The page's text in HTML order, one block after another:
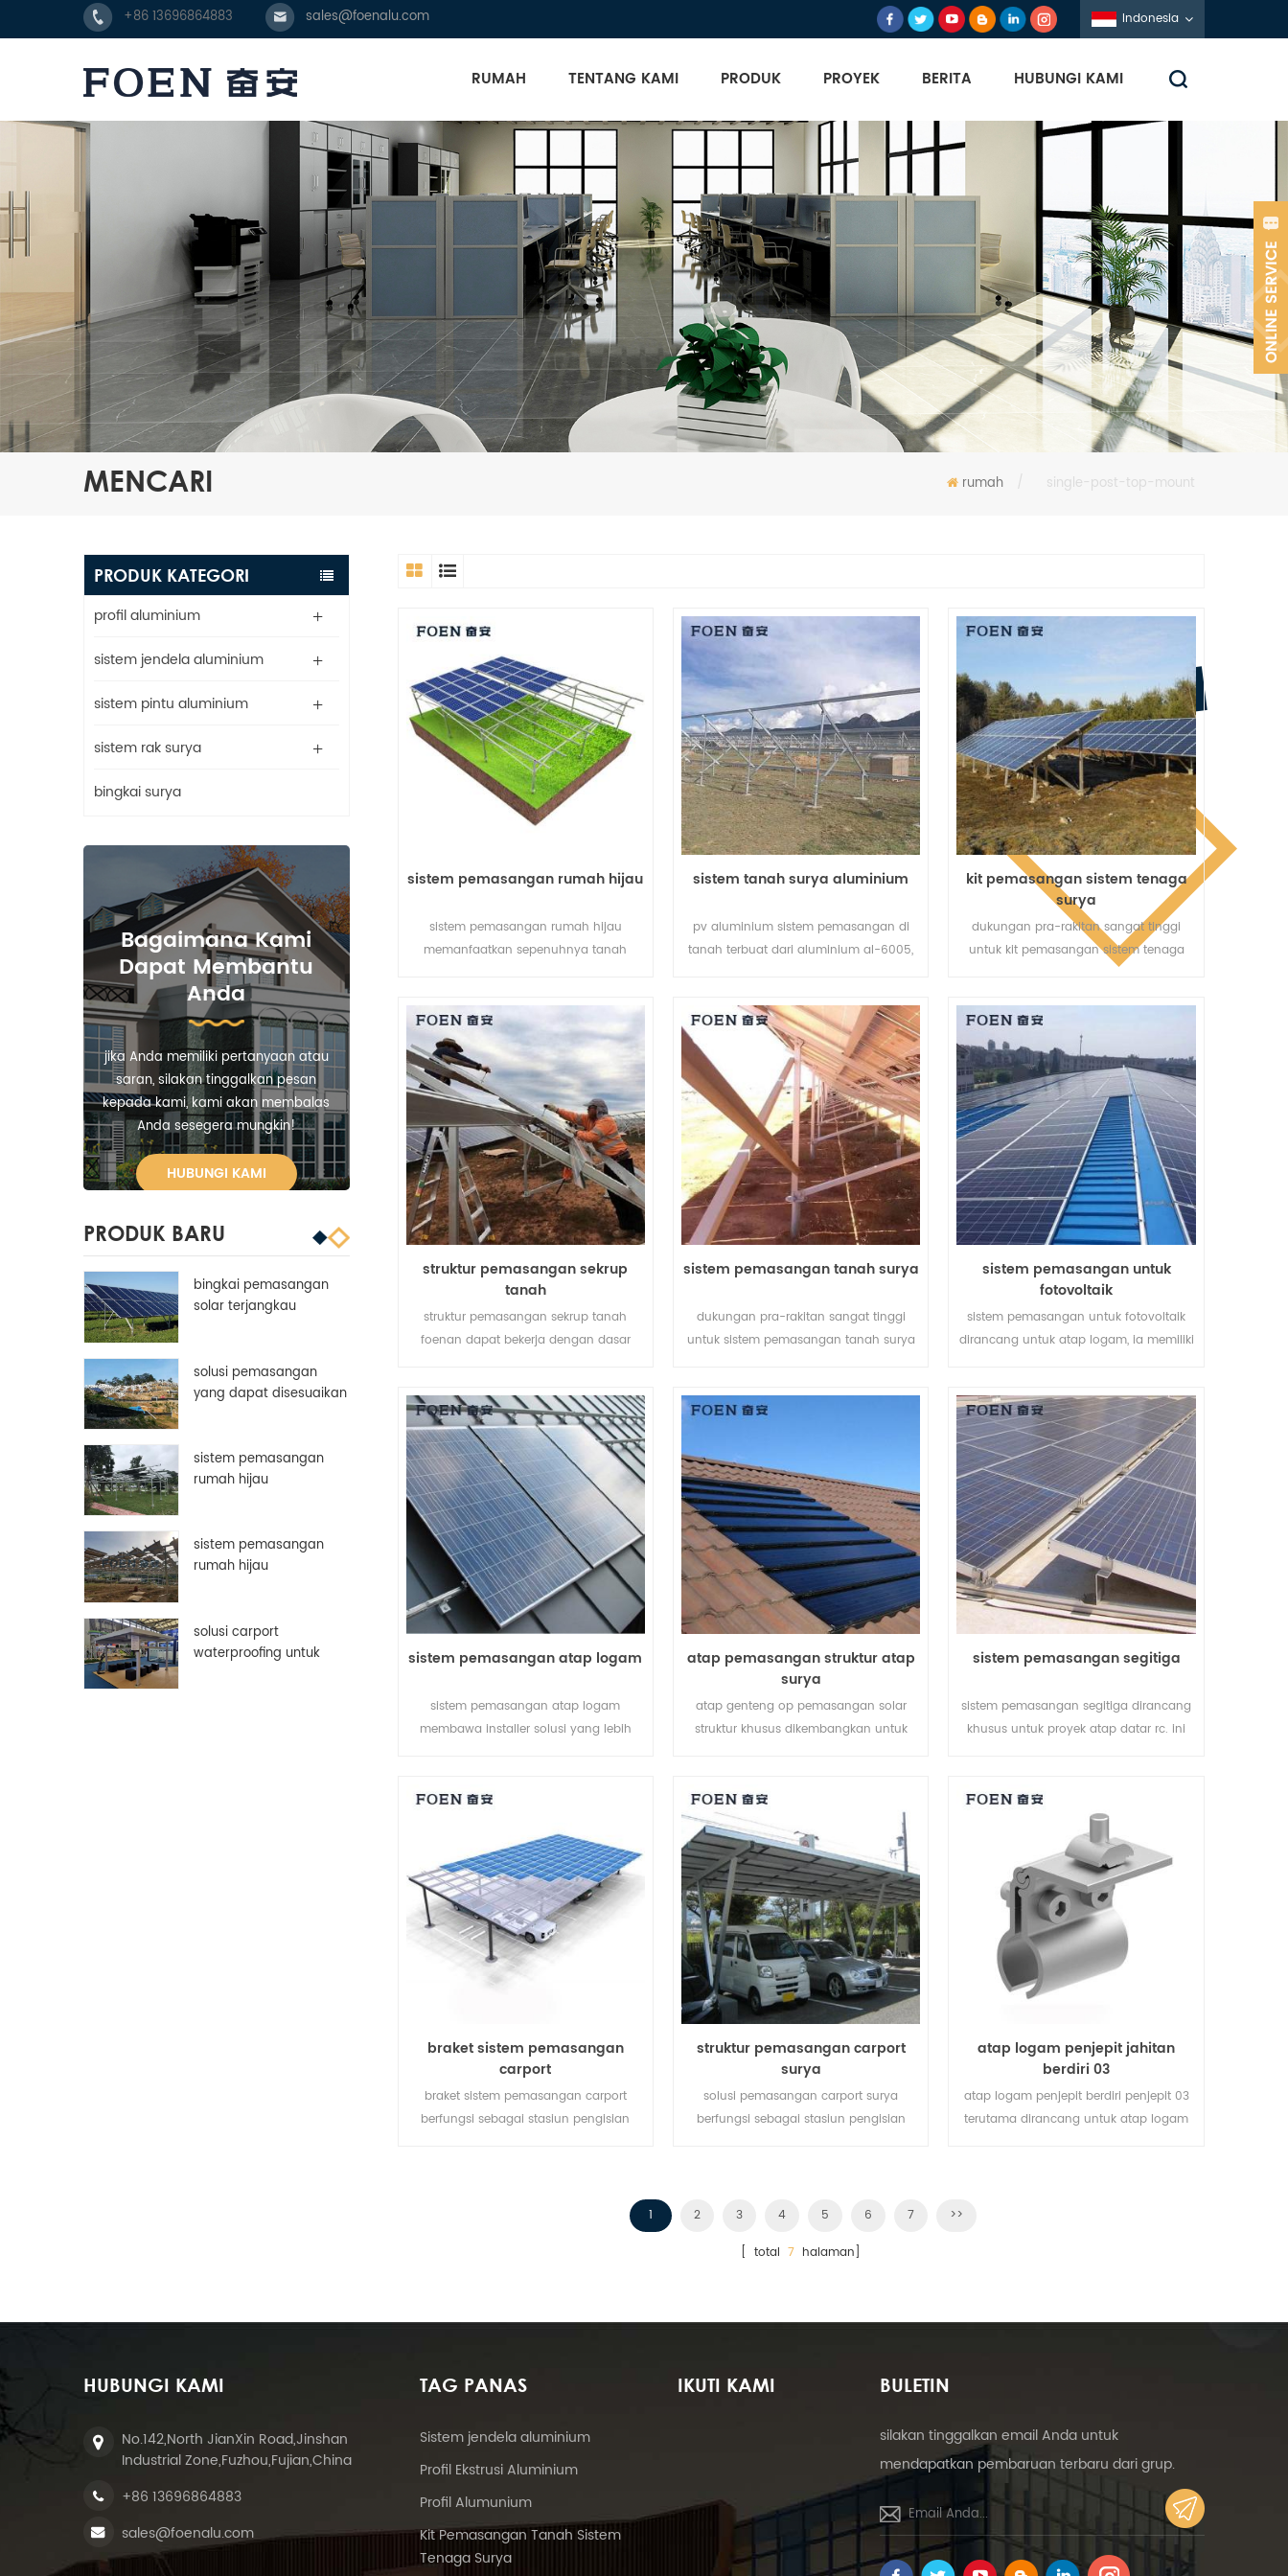
+86 13696864883 sales@foenalu.com Indonesia
RUMAH TENTANG KAMI PRODUK PROYEK BERITA HUBUNGI KAMI
MENCARI rumah / single-post-top-mount
PRODUK KATEGORI
profil aluminium
sistem jendela aluminium
sistem pintu aluminium
sistem rak surya
bingkai surya
Bagaimana Kami
Dapat Membantu
Anda
jika Anda memiliki pertanyaan atau
saran, silakan tinggalkan pesan
kepada kami, kami akan membalas
Anda sesegera mungkin!
HUBUNGI KAMI
PRODUK BARU
bingkai pemasangan
solar terjangkau
solusi pemasangan
yang dapat disesuaikan
sistem pemasangan
rumah hijau
sistem pemasangan
rumah hijau
solusi carport
waterproofing untuk
sistem pemasangan rumah hijau
sistem pemasangan rumah hijau
memanfaatkan sepenuhnya tanah
depan yang lebih bersih bagi manusia.
sistem tanah surya aluminium
pv aluminium sistem pemasangan di
tanah terbuat dari aluminium al-6005,
baik.
kit pemasangan sistem tenaga
surya
dukungan pra-rakitan sangat tinggi
untuk kit pemasangan sistem tenaga
waktu pemasangan.
struktur pemasangan sekrup
tanah
struktur pemasangan sekrup tanah
foenan dapat bekerja dengan dasar
sistem pemasangan tanah surya
dukungan pra-rakitan sangat tinggi
untuk sistem pemasangan tanah surya
pemasangan.
sistem pemasangan untuk
fotovoltaik
sistem pemasangan untuk fotovoltaik
dirancang untuk atap logam, ia memiliki
sistem pemasangan atap logam
sistem pemasangan atap logam
membawa installer solusi yang lebih
atap pemasangan struktur atap
surya
atap genteng op pemasangan solar
struktur khusus dikembangkan untuk
sistem pemasangan segitiga
sistem pemasangan segitiga dirancang
khusus untuk proyek atap datar rc. ini
menyediakan kebutuhan daya seluruh
gedung.
braket sistem pemasangan
carport
braket sistem pemasangan carport
berfungsi sebagai stasiun pengisian
struktur pemasangan carport
surya
solusi pemasangan carport surya
berfungsi sebagai stasiun pengisian
atap logam penjepit jahitan
berdiri 03
atap logam penjepit berdiri penjepit 03
terutama dirancang untuk atap logam
1
2 3 4 5 6 7 >>
[ total7 halaman]
HUBUNGI KAMI
No.142,North JianXin Road,Jinshan
Industrial Zone,Fuzhou,Fujian,China
+86 13696864883
sales@foenalu.com
TAG PANAS
Sistem jendela aluminium
Profil Ekstrusi Aluminium
Profil Alumunium
Kit Pemasangan Tanah Sistem
Tenaga Surya
IKUTI KAMI BULETIN
silakan tinggalkan email Anda untuk
mendapatkan pembaruan terbaru dari grup.